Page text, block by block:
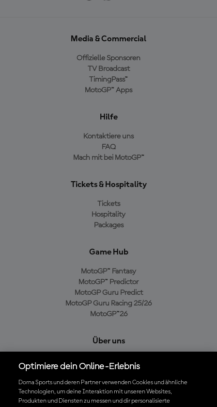
Media & Commercial
Offizielle Sponsoren
TV Broadcast
TimingPass™
MotoGP™ Apps
Hilfe
Kontaktiere uns
FAQ
Mach mit bei MotoGP™
Tickets & Hospitality
Tickets
Hospitality
Packages
Game Hub
MotoGP™ Fantasy
MotoGP™ Predictor
MotoGP Guru Predict
MotoGP Guru Racing 25/26
MotoGP™26
Über uns
Cookie-Richtlinien
Geschäftsbedingungen
Datenschutzrichtlinien
Kaufrichtlinie
Optimiere dein Online-Erlebnis
Dorna Sports und deren Partner verwenden Cookies und ähnliche
Technologien, um deine Interaktion mit unseren Websites,
Produkten und Diensten zu messen und dir personalisierte